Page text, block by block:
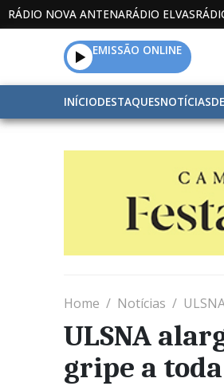
RÁDIO NOVA ANTENARÁDIO ELVAS
EMISSÃO ONLINE
INÍCIODESTAQUESNOTÍCIAS
Home Notícias
ULSNA
gripe a